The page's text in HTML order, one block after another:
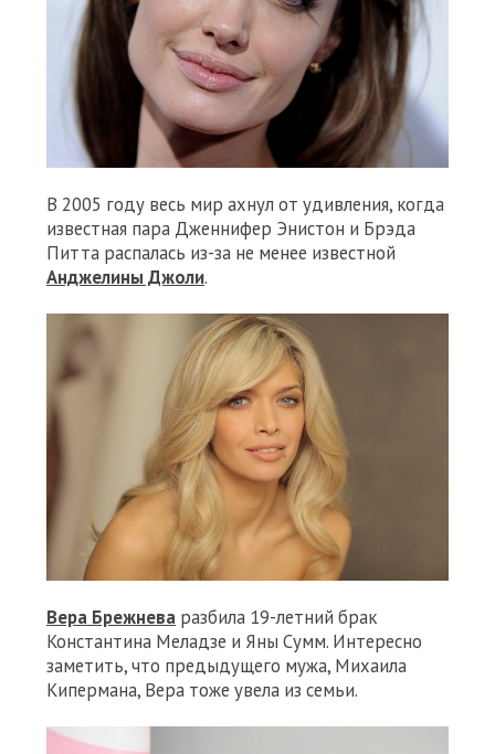
В 2005 году весь мир ахнул от удивления, когда
известная пара Дженнифер Энистон и Брэда
Питта распалась из-за не менее известной
Анджелины Джоли.
Вера Брежнева разбила 19-летний брак
Константина Меладзе и Яны Сумм. Интересно
заметить, что предыдущего мужа, Михаила
Кипермана, Вера тоже увела из семьи.